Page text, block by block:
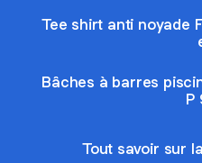
Tee shirt anti noyade
Bâches à barres
P
Tout savoir sur